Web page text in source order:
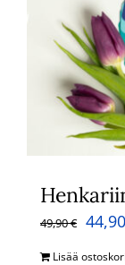
49,90€
hinta
44,90
Lisää